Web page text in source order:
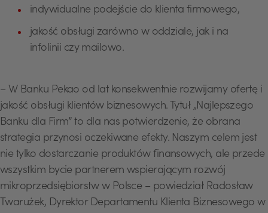
indywidualne podejście do klienta firmowego,
jakość obsługi zarówno w oddziale, jak i na
infolinii czy mailowo.
– W Banku Pekao od lat konsekwentnie rozwijamy ofertę i
jakość obsługi klientów biznesowych. Tytuł „Najlepszego
Banku dla Firm” to dla nas potwierdzenie, że obrana
strategia przynosi oczekiwane efekty. Naszym celem jest
nie tylko dostarczanie produktów finansowych, ale przede
wszystkim bycie partnerem wspierającym rozwój
mikroprzedsiębiorstw w Polsce – powiedział Radosław
Twarużek, Dyrektor Departamentu Klienta Biznesowego w